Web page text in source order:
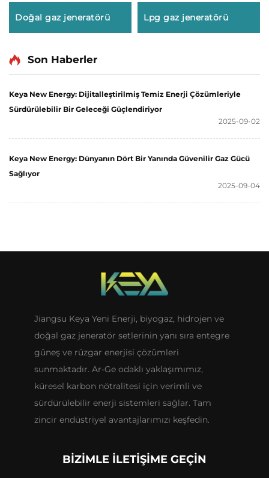
Doğal gaz jeneratörü Lpg gaz jeneratörü
Son Haberler
Keya New Energy: Dijitalleştirilmiş Temiz Enerji Çözümleriyle
Sürdürülebilir Bir Geleceği Güçlendiriyor
2025-09-02
Keya New Energy: Dünyanın Dört Bir Yanında Güvenilir Gaz Gücü
Sağlıyor
2025-09-04
Jiangsu Keya Yeni Enerji, biyogaz, hidrojen ve
doğal gaz jeneratör setlerinin yanı sıra entegre
güneş ve rüzgar enerjisi çözümleri
sunmaktadır. Ar-Ge odaklı yaklaşımımız,
küresel karbon nötralitesi için verimli ve
sürdürülebilir enerji sistemleri sağlar. Tam
zincir endüstriyel avantajlarımızı keşfedin.
BIZIMLE İLETIŞIME GEÇIN